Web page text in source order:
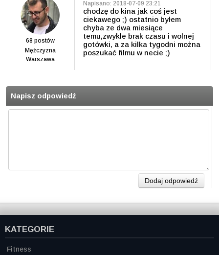
68 postów
Mężczyzna
Warszawa
Napisano: 2018-07-09 23:21
chodzę do kina jak coś jest
ciekawego ;) ostatnio byłem
chyba ze dwa miesiące
temu,zwykle brak czasu i wolnej
gotówki, a za kilka tygodni można
poszukać filmu w necie ;)
Napisz odpowiedź
Dodaj odpowiedź
KATEGORIE
Fitness